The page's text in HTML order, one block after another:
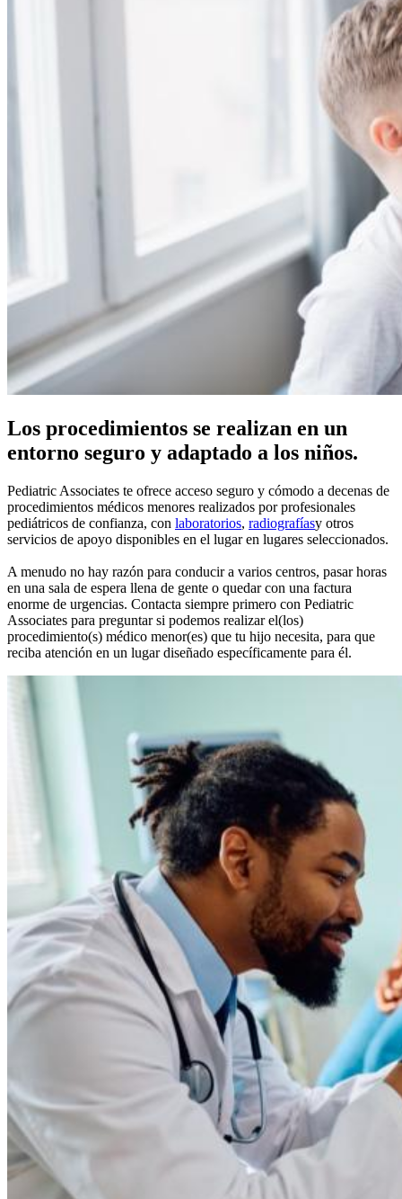
Los procedimientos se realizan en un
entorno seguro y adaptado a los niños.
Pediatric Associates te ofrece acceso seguro y cómodo a decenas de
procedimientos médicos menores realizados por profesionales
pediátricos de confianza, con laboratorios, radiografíasy otros
servicios de apoyo disponibles en el lugar en lugares seleccionados.
A menudo no hay razón para conducir a varios centros, pasar horas
en una sala de espera llena de gente o quedar con una factura
enorme de urgencias. Contacta siempre primero con Pediatric
Associates para preguntar si podemos realizar el(los)
procedimiento(s) médico menor(es) que tu hijo necesita, para que
reciba atención en un lugar diseñado específicamente para él.